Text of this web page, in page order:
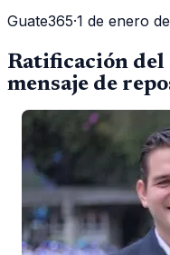
Guate365·1 de enero
Ratificación del
mensaje de